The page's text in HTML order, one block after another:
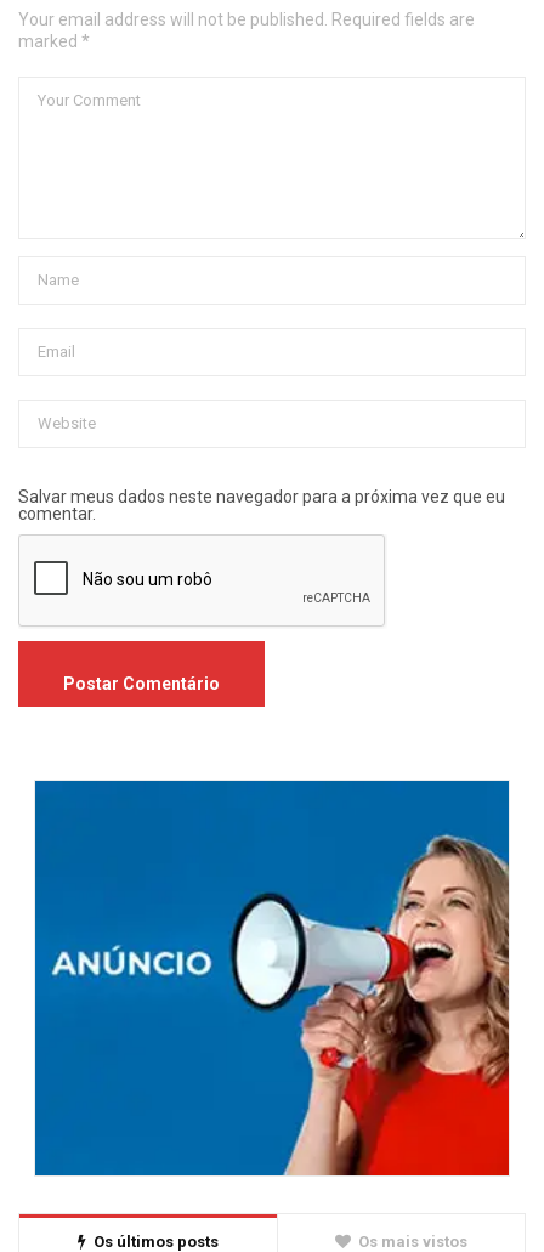
Your email address will not be published. Required fields are
marked *
Salvar meus dados neste navegador para a próxima vez que eu
comentar.
Os últimos posts Os mais vistos